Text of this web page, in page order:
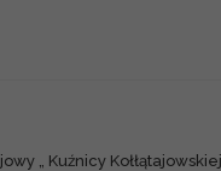
„ Kuźnicy